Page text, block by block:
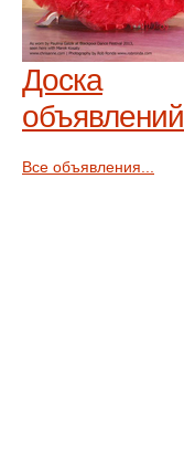
Доска
объявлений
Все объявления...